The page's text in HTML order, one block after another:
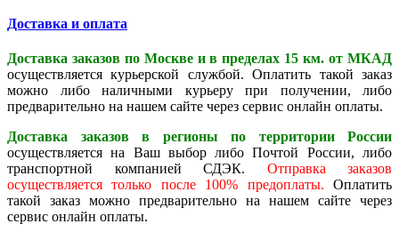
Доставка и оплата
Доставка заказов по Москве и в пределах 15 км. от МКАД
осуществляется курьерской службой. Оплатить такой заказ
можно либо наличными курьеру при получении, либо
предварительно на нашем сайте через сервис онлайн оплаты.
Доставка заказов в регионы по территории России
осуществляется на Ваш выбор либо Почтой России, либо
транспортной компанией СДЭК. Отправка заказов
осуществляется только после 100% предоплаты. Оплатить
такой заказ можно предварительно на нашем сайте через
сервис онлайн оплаты.